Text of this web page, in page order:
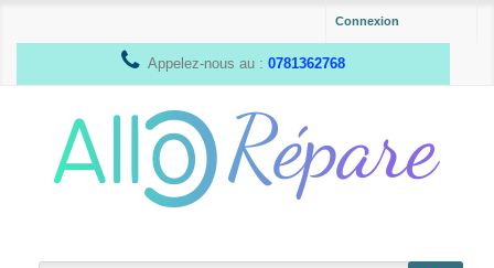
Connexion
Appelez-nous au : 0781362768